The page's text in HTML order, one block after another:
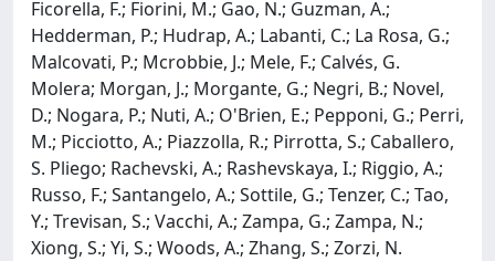
Ficorella, F.; Fiorini, M.; Gao, N.; Guzman, A.;
Hedderman, P.; Hudrap, A.; Labanti, C.; La Rosa, G.;
Malcovati, P.; Mcrobbie, J.; Mele, F.; Calvés, G.
Molera; Morgan, J.; Morgante, G.; Negri, B.; Novel,
D.; Nogara, P.; Nuti, A.; O'Brien, E.; Pepponi, G.; Perri,
M.; Picciotto, A.; Piazzolla, R.; Pirrotta, S.; Caballero,
S. Pliego; Rachevski, A.; Rashevskaya, I.; Riggio, A.;
Russo, F.; Santangelo, A.; Sottile, G.; Tenzer, C.; Tao,
Y.; Trevisan, S.; Vacchi, A.; Zampa, G.; Zampa, N.;
Xiong, S.; Yi, S.; Woods, A.; Zhang, S.; Zorzi, N.